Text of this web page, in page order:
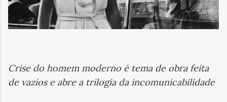
Crise do homem moderno é tema de obra feita
de vazios e abre a trilogia da incomunicabilidade